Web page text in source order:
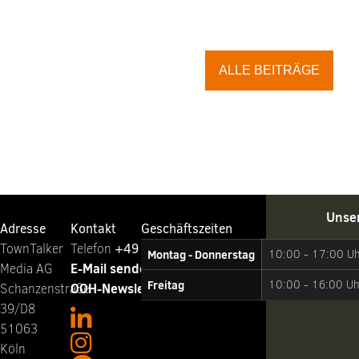
ALLE BEITRÄGE
Adresse
TownTalker
Media AG
Schanzenstraße
39/D8
51063
Köln
Kontakt
Telefon ‭ +49 221 65064-0
E-Mail senden
OOH-Newsletter abonnieren
Geschäftszeiten
Montag - Donnerstag
10:00 - 17:00
Freitag 10:00 - 16:00